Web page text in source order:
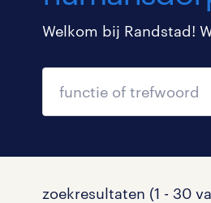
Welkom bij Randstad!
zoekresultaten (1 - 30